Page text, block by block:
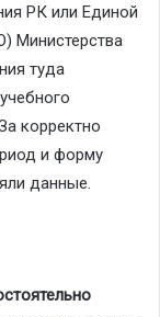
РК или Единой
Министерства
туда
корректно
и форму
данные.